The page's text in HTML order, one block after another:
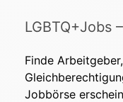
LGBTQ+Jobs
Finde
Jobbörse